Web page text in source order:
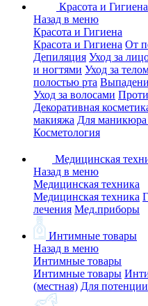
Красота и Гигиена
Назад в меню
Красота и Гигиена
Красота и Гигиена От
Депиляция Уход за
и ногтями Уход за
полостью рта
Уход за волосами
Декоративная
макияжа Для
Косметология
Медицинская
Назад в меню
Медицинская техника
Медицинская техника
лечения Мед.приборы
Интимные товары
Назад в меню
Интимные товары
Интимные товары
(местная) Для потенции